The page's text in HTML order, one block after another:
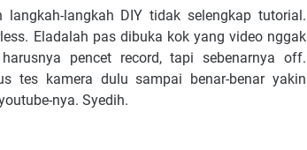
langkah DIY tidak selengkap tutorial.
Eladalah pas dibuka kok yang video nggak
pencet record, tapi sebenarnya off.
tes kamera dulu sampai benar-benar yakin
nya. Syedih.